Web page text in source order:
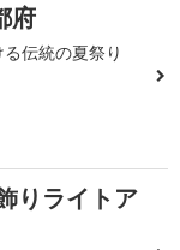
府
伝統の夏祭り
りライトア